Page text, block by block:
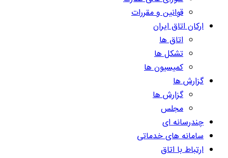
قوانین و مقررات
ارکان اتاق ایران
اتاق ها
تشکل ها
کمیسیون ها
گزارش ها
گزارش ها
مجلس
چندرسانه ای
سامانه های خدماتی
ارتباط با اتاق